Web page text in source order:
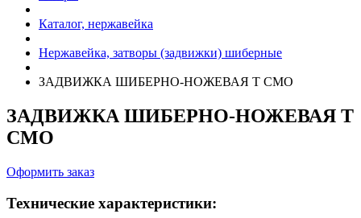
Каталог, нержавейка
Нержавейка, затворы (задвижки) шиберные
ЗАДВИЖКА ШИБЕРНО-НОЖЕВАЯ Т CMO
ЗАДВИЖКА ШИБЕРНО-НОЖЕВАЯ Т
CMO
Оформить заказ
Технические характеристики: